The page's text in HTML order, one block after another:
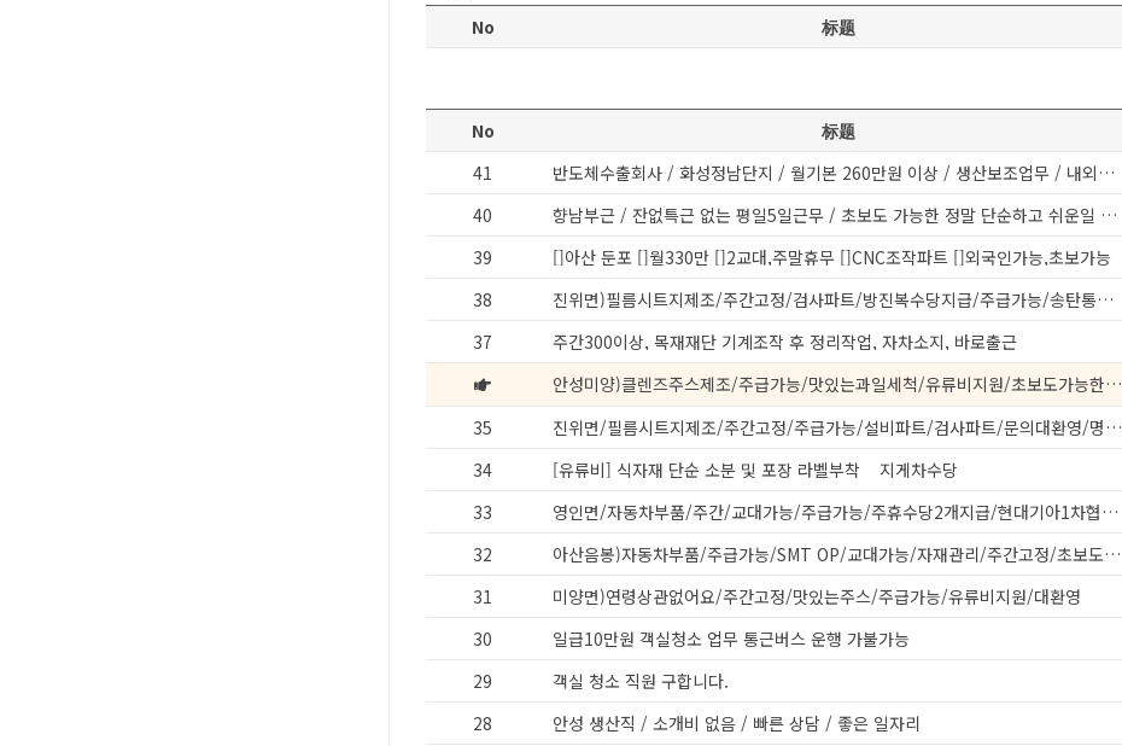
No 标题
No 标题
41
반도체수출회사 / 화성정남단지 / 월기본 260만원 이상 / 생산보조업무 / 내외국인가능
40
향남부근 / 잔없특근 없는 평일5일근무 / 초보도 가능한 정말 단순하고 쉬운일 / 상여금
39
[]아산 둔포 []월330만 []2교대,주말휴무 []CNC조작파트 []외국인가능,초보가능
38
진위면)필름시트지제조/주간고정/검사파트/방진복수당지급/주급가능/송탄통근버스운행
37
주간300이상, 목재재단 기계조작 후 정리작업, 자차소지, 바로출근
안성미양)클렌즈주스제조/주급가능/맛있는과일세척/유류비지원/초보도가능한업무/대환영
35
진위면/필름시트지제조/주간고정/주급가능/설비파트/검사파트/문의대환영/명절상여지급/송탄통근운행
34
[유류비] 식자재 단순 소분 및 포장 라벨부착 _ 지게차수당
33
영인면/자동차부품/주간/교대가능/주급가능/주휴수당2개지급/현대기아1차협력사/대환영
32
아산음봉)자동차부품/주급가능/SMT OP/교대가능/자재관리/주간고정/초보도가능
31
미양면)연령상관없어요/주간고정/맛있는주스/주급가능/유류비지원/대환영
30
일급10만원 객실청소 업무 통근버스 운행 가불가능
29
객실 청소 직원 구합니다.
28
안성 생산직 / 소개비 없음 / 빠른 상담 / 좋은 일자리